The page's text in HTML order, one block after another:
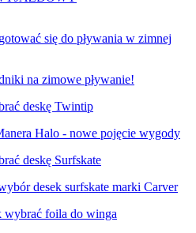
się do pływania w zimnej
na zimowe pływanie!
deskę Twintip
Halo - nowe pojęcie wygody
deskę Surfskate
desek surfskate marki Carver
foila do winga